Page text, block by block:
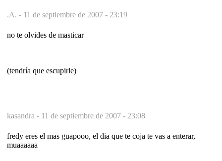
.A. - 11 de septiembre de 2007 - 23:19
no te olvides de masticar
(tendría que escupirle)
kasandra - 11 de septiembre de 2007 - 23:08
fredy eres el mas guapooo, el dia que te coja te vas a enterar,
muaaaaaa